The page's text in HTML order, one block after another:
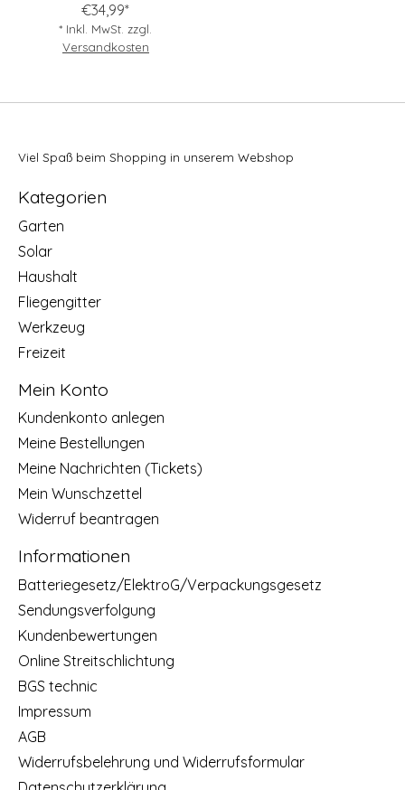
€34,99*
* Inkl. MwSt. zzgl.
Versandkosten
Viel Spaß beim Shopping in unserem Webshop
Kategorien
Garten
Solar
Haushalt
Fliegengitter
Werkzeug
Freizeit
Mein Konto
Kundenkonto anlegen
Meine Bestellungen
Meine Nachrichten (Tickets)
Mein Wunschzettel
Widerruf beantragen
Informationen
Batteriegesetz/ElektroG/Verpackungsgesetz
Sendungsverfolgung
Kundenbewertungen
Online Streitschlichtung
BGS technic
Impressum
AGB
Widerrufsbelehrung und Widerrufsformular